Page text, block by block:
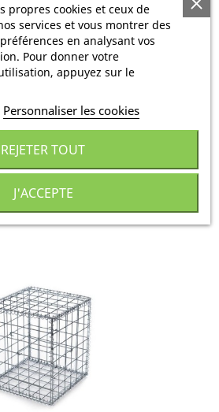
MAILLES 5X10
91,00 €TTC
parunité
AU DEVIS
propres cookies et ceux de
services et vous montrer des
en analysant vos
Pour donner votre
appuyez sur le
Personnaliser les cookies
REJETER TOUT
J'ACCEPTE